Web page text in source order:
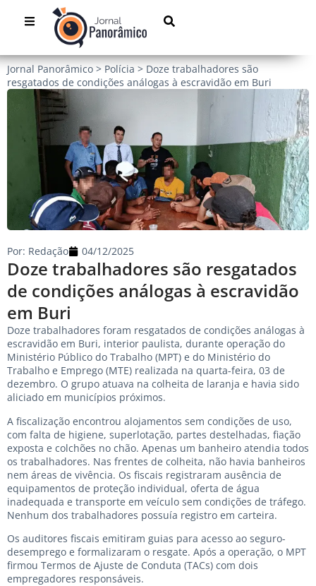
Jornal Panorâmico > Polícia > Doze trabalhadores são
resgatados de condições análogas à escravidão em Buri
Doze trabalhadores são resgatados
de condições análogas à escravidão
em Buri
Por: Redação 04/12/2025
Doze trabalhadores foram resgatados de condições análogas à
escravidão em Buri, interior paulista, durante operação do
Ministério Público do Trabalho (MPT) e do Ministério do
Trabalho e Emprego (MTE) realizada na quarta-feira, 03 de
dezembro. O grupo atuava na colheita de laranja e havia sido
aliciado em municípios próximos.
A fiscalização encontrou alojamentos sem condições de uso,
com falta de higiene, superlotação, partes destelhadas, fiação
exposta e colchões no chão. Apenas um banheiro atendia todos
os trabalhadores. Nas frentes de colheita, não havia banheiros
nem áreas de vivência. Os fiscais registraram ausência de
equipamentos de proteção individual, oferta de água
inadequada e transporte em veículo sem condições de tráfego.
Nenhum dos trabalhadores possuía registro em carteira.
Os auditores fiscais emitiram guias para acesso ao seguro-
desemprego e formalizaram o resgate. Após a operação, o MPT
firmou Termos de Ajuste de Conduta (TACs) com dois
empregadores responsáveis.